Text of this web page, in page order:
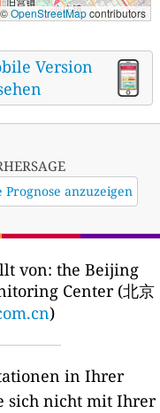
OpenStreetMapcontributors
Version
anzuzeigen
von: the Beijing
Center (北京
)
in Ihrer
sich nicht mit Ihrer